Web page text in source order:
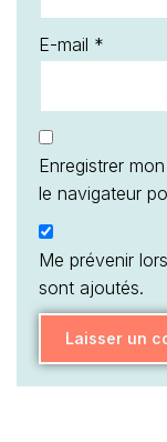
E-mail *
Enregistrer
le navigateur
Me prévenir
sont ajoutés.